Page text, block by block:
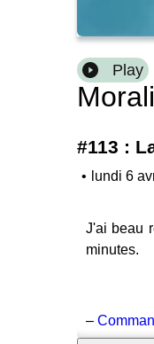
Play
#113 :
• lundi 6
J'ai beau
minutes.
–